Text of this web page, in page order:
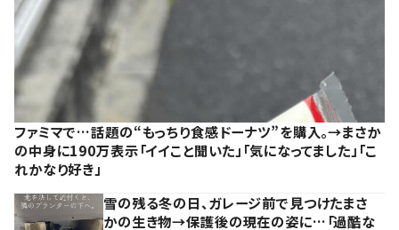
ファミマで…話題の“もっちり食感ドーナツ”を購入。→まさか
の中身に190万表示「イイこと聞いた」「気になってました」「こ
れかなり好き」
雪の残る冬の日、ガレージ前で見つけたまさ
かの生き物→保護後の現在の姿に…「過酷な